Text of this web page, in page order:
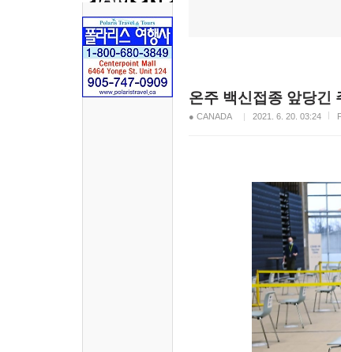
온주 백신접종 앞당긴
● CANADA 2021. 6. 20. 03:24